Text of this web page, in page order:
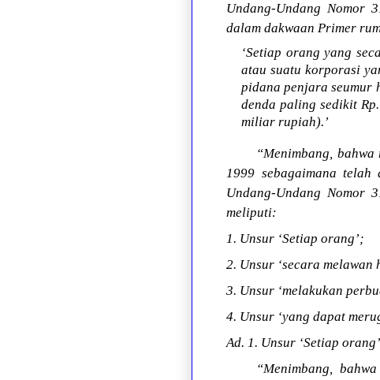
Undang-Undang Nomor
dalam dakwaan Primer
‘Setiap orang yang
atau suatu korporasi
pidana penjara seumur
denda paling sedikit
miliar rupiah).’
“Menimbang,
1999 sebagaimana telah
Undang-Undang Nomor
meliputi:
1. Unsur ‘Setiap orang’;
2. Unsur ‘secara melawan
3. Unsur ‘melakukan
4. Unsur ‘yang dapat
Ad. 1. Unsur ‘Setiap
“Menimbang,